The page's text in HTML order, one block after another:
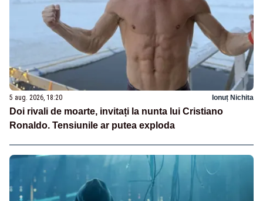
5 aug. 2026, 18:20 Ionuț Nichita
Doi rivali de moarte, invitați la nunta lui Cristiano
Ronaldo. Tensiunile ar putea exploda